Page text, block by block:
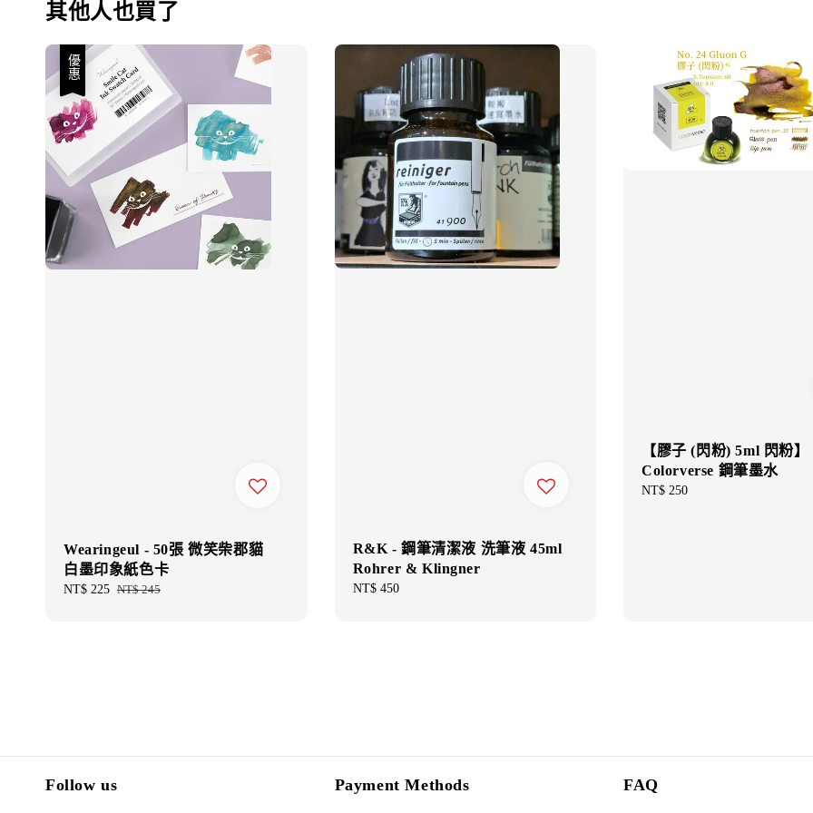
其他人也買了
優惠
Wearingeul - 50張 微笑柴郡貓
白墨印象紙色卡
Sale
NT$ 225 Regular
NT$ 245
R&K - 鋼筆清潔液 洗筆液 45ml
Rohrer & Klingner
Regular
NT$ 450
【膠子 (閃粉) 5ml 閃粉】
Colorverse 鋼筆墨水
Regular
NT$ 250
Follow us Payment Methods FAQ